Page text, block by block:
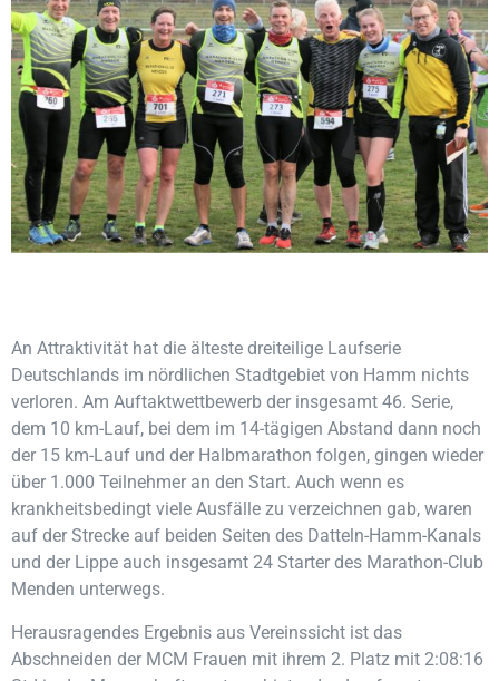
An Attraktivität hat die älteste dreiteilige Laufserie
Deutschlands im nördlichen Stadtgebiet von Hamm nichts
verloren. Am Auftaktwettbewerb der insgesamt 46. Serie,
dem 10 km-Lauf, bei dem im 14-tägigen Abstand dann noch
der 15 km-Lauf und der Halbmarathon folgen, gingen wieder
über 1.000 Teilnehmer an den Start. Auch wenn es
krankheitsbedingt viele Ausfälle zu verzeichnen gab, waren
auf der Strecke auf beiden Seiten des Datteln-Hamm-Kanals
und der Lippe auch insgesamt 24 Starter des Marathon-Club
Menden unterwegs.
Herausragendes Ergebnis aus Vereinssicht ist das
Abschneiden der MCM Frauen mit ihrem 2. Platz mit 2:08:16